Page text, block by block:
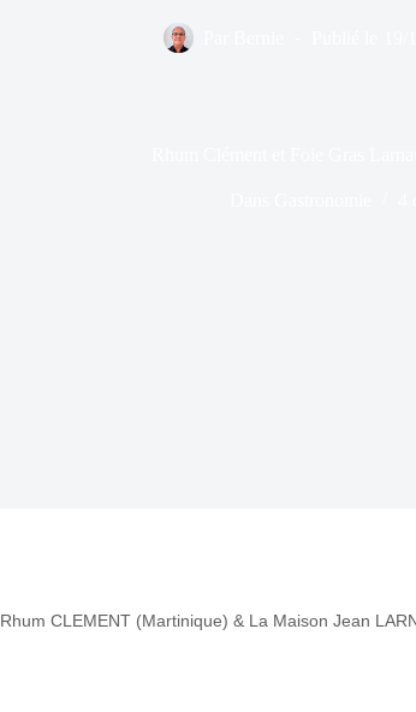
Rhum CLEMENT (Martinique) & La Maison Jean